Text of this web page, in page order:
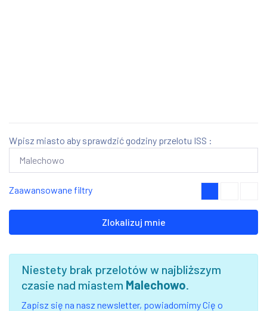
Wpisz miasto aby sprawdzić godziny przelotu ISS :
Zaawansowane filtry
Zlokalizuj mnie
Niestety brak przelotów w najbliższym
czasie nad miastem Malechowo.
Zapisz się na nasz newsletter, powiadomimy Cię o